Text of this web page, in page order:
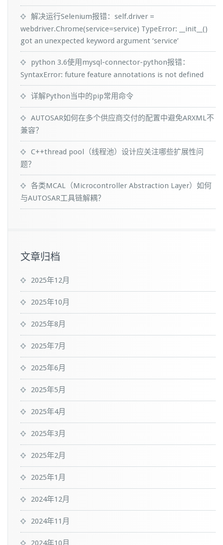
解决运行Selenium报错：self.driver =
webdriver.Chrome(service=service) TypeError: __init__()
got an unexpected keyword argument ‘service’
python 3.6使用mysql-connector-python报错：
SyntaxError: future feature annotations is not defined
详解Python当中的pip常用命令
AUTOSAR如何在多个供应商交付的配置中避免ARXML不
兼容？
C++thread pool（线程池）设计应关注哪些扩展性问
题？
各类MCAL（Microcontroller Abstraction Layer）如何
与AUTOSAR工具链解耦？
文章归档
2025年12月
2025年10月
2025年8月
2025年7月
2025年6月
2025年5月
2025年4月
2025年3月
2025年2月
2025年1月
2024年12月
2024年11月
2024年10月